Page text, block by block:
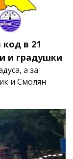
в 21
и градушки
а за
и Смолян